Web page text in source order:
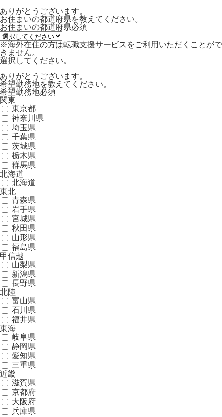
ありがとうございます。
お住まいの都道府県を教えてください。
お住まいの都道府県必須
※海外在住の方は転職支援サービスをご利用いただくことがで
きません。
選択してください。
ありがとうございます。
希望勤務地を教えてください。
希望勤務地必須
関東
東京都
神奈川県
埼玉県
千葉県
茨城県
栃木県
群馬県
北海道
北海道
東北
青森県
岩手県
宮城県
秋田県
山形県
福島県
甲信越
山梨県
新潟県
長野県
北陸
富山県
石川県
福井県
東海
岐阜県
静岡県
愛知県
三重県
近畿
滋賀県
京都府
大阪府
兵庫県